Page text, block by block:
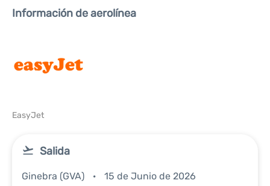
Información de aerolínea
EasyJet
Salida
Ginebra (GVA) 15 de Junio de 2026